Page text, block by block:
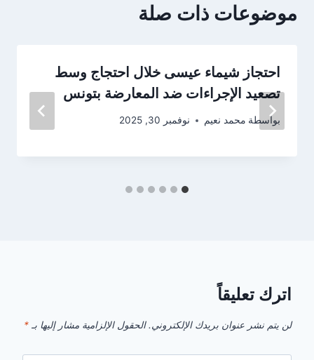
موضوعات ذات صلة
احتجاز شيماء عيسى خلال احتجاج وسط
تصعيد الإجراءات ضد المعارضة بتونس
بواسطة محمد نعيم نوفمبر 30, 2025
اترك تعليقاً
لن يتم نشر عنوان بريدك الإلكتروني. الحقول الإلزامية مشار إليها بـ *